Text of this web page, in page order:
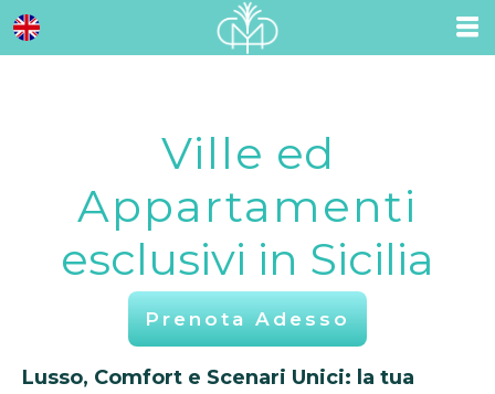
Ville ed
Appartamenti
esclusivi in Sicilia
Prenota Adesso
Lusso, Comfort e Scenari Unici: la tua